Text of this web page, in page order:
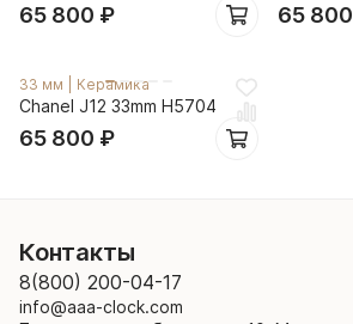
65 800 ₽ 65 800
33 мм Керамика
Chanel J12 33mm H5704
65 800 ₽
Контакты
8(800) 200-04-17
info@aaa-clock.com